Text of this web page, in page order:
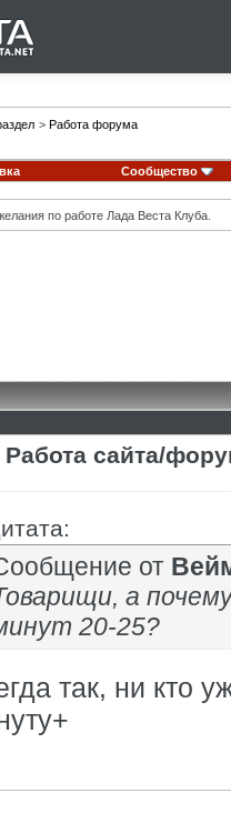
> Работа форума
Сообщество
по работе Лада Веста Клуба.
Работа сайта/
от
а
20-25?
так, ни кто